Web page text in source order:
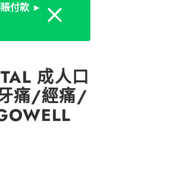
付款 ► Dismiss
成人口
痛/經痛/